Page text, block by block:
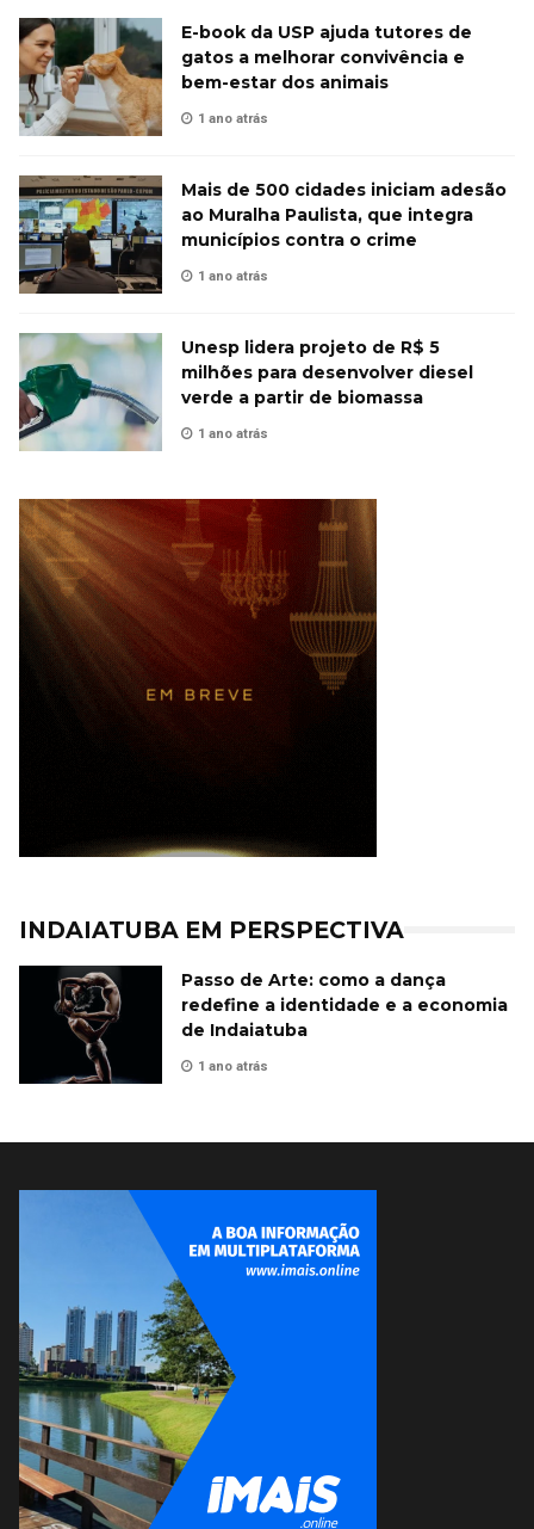
E-book da USP ajuda tutores de
gatos a melhorar convivência e
bem-estar dos animais
1 ano atrás
Mais de 500 cidades iniciam adesão
ao Muralha Paulista, que integra
municípios contra o crime
1 ano atrás
Unesp lidera projeto de R$ 5
milhões para desenvolver diesel
verde a partir de biomassa
1 ano atrás
INDAIATUBA EM PERSPECTIVA
Passo de Arte: como a dança
redefine a identidade e a economia
de Indaiatuba
1 ano atrás